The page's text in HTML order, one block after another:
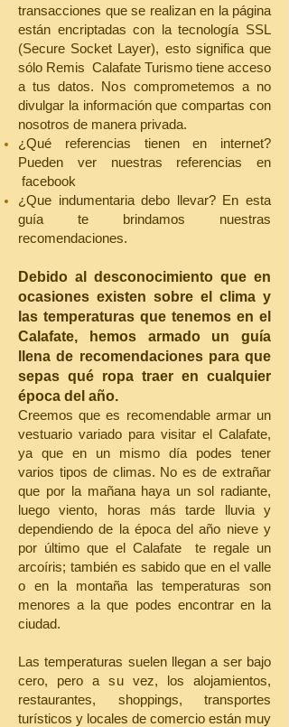
transacciones que se realizan en la página
están encriptadas con la tecnología SSL
(Secure Socket Layer), esto significa que
sólo Remis Calafate Turismo tiene acceso
a tus datos. Nos comprometemos a no
divulgar la información que compartas con
nosotros de manera privada.
¿Qué referencias tienen en internet?
Pueden ver nuestras referencias en
facebook
¿Que indumentaria debo llevar? En esta
guía te brindamos nuestras
recomendaciones.
Debido al desconocimiento que en
ocasiones existen sobre el clima y
las temperaturas que tenemos en el
Calafate, hemos armado un guía
llena de recomendaciones para que
sepas qué ropa traer en cualquier
época del año.
Creemos que es recomendable armar un
vestuario variado para visitar el Calafate,
ya que en un mismo día podes tener
varios tipos de climas. No es de extrañar
que por la mañana haya un sol radiante,
luego viento, horas más tarde lluvia y
dependiendo de la época del año nieve y
por último que el Calafate te regale un
arcoíris; también es sabido que en el valle
o en la montaña las temperaturas son
menores a la que podes encontrar en la
ciudad.
Las temperaturas suelen llegan a ser bajo
cero, pero a su vez, los alojamientos,
restaurantes, shoppings, transportes
turísticos y locales de comercio están muy